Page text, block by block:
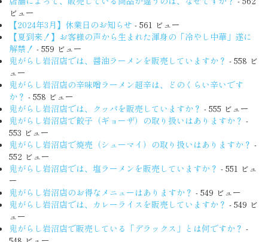
ビュー
【2024年3月】休業日のお知らせ - 561 ビュー
【夏到来！】お客様の声から生まれた渾身の「冷やし中華」遂に
解禁！ - 559 ビュー
鬼がらし岩沼店では、醤油ラーメンを販売していますか？ - 558 ビ
ュー
鬼がらし岩沼店の辛味噌ラーメン超辛は、どのくらい辛いです
か？ - 558 ビュー
鬼がらし岩沼店では、クッパを販売していますか？ - 555 ビュー
鬼がらし岩沼店で餃子（ギョーザ）の取り扱いはありますか？ -
553 ビュー
鬼がらし岩沼店で焼売（シューマイ）の取り扱いはありますか？ -
552 ビュー
鬼がらし岩沼店では、塩ラーメンを販売していますか？ - 551 ビュ
ー
鬼がらし岩沼店のお得なメニューはありますか？ - 549 ビュー
鬼がらし岩沼店では、カレーライスを販売していますか？ - 549 ビ
ュー
鬼がらし岩沼店で販売している「デラックス」とは何ですか？ -